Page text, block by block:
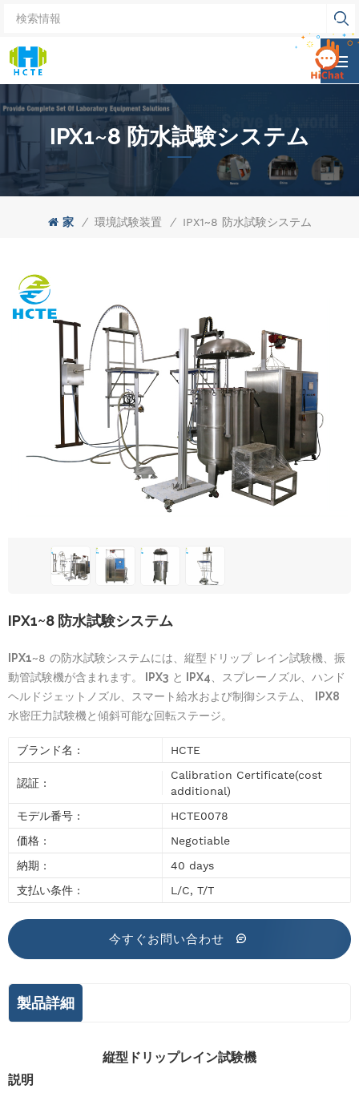
IPX1~8 防水試験システム
家 / 環境試験装置 / IPX1~8 防水試験システム
IPX1~8 防水試験システム
IPX1~8 の防水試験システムには、縦型ドリップ レイン試験機、振
動管試験機が含まれます。
IPX3 と IPX4 、スプレーノズル、ハンド
ヘルドジェットノズル、スマート給水および制御システム、
IPX8
水密圧力試験機と傾斜可能な回転ステージ。
ブランド名 : HCTE
認証 :
Calibration Certificate(cost
additional)
モデル番号 :
HCTE0078
価格 :
Negotiable
納期 :
40 days
支払い条件 :
L/C, T/T
今すぐお問い合わせ
製品詳細
縦型ドリップレイン試験機
説明